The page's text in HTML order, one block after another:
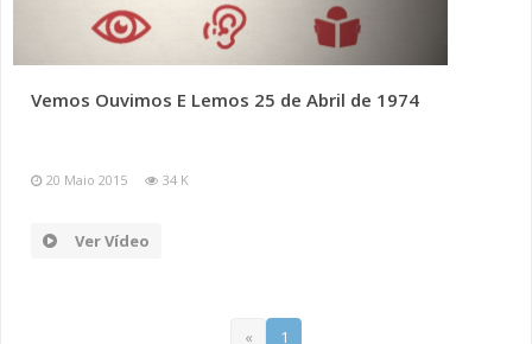
Vemos Ouvimos E Lemos 25 de Abril de 1974
20 Maio 2015 34 K
Ver Vídeo
« 1